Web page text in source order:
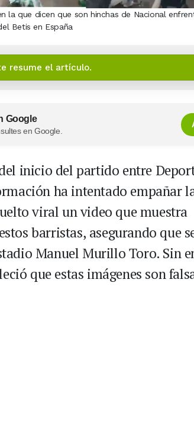
la que dicen que son hinchas de Nacional
Betis en España
resume el artículo.
Google
en Google.
inicio del partido entre
ha intentado empañar
viral un video que muestra
barristas, asegurando que
Manuel Murillo Toro. Sin
que estas imágenes son